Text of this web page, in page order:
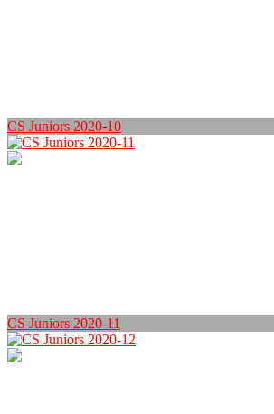
CS Juniors 2020-10
CS Juniors 2020-11